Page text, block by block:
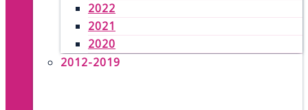
2022
2021
2020
2012-2019